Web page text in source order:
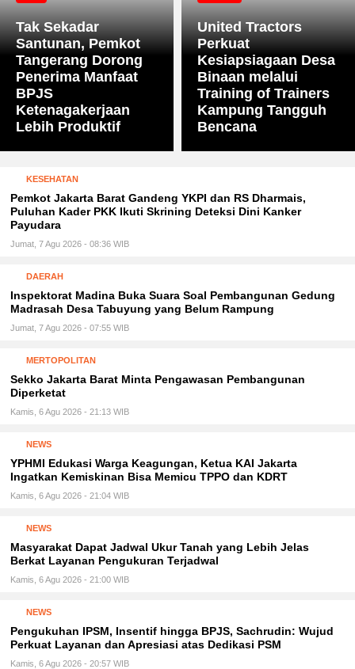
Tak Sekadar
Santunan, Pemkot
Tangerang Dorong
Penerima Manfaat
BPJS
Ketenagakerjaan
Lebih Produktif
United Tractors
Perkuat
Kesiapsiagaan Desa
Binaan melalui
Training of Trainers
Kampung Tangguh
Bencana
KESEHATAN
Pemkot Jakarta Barat Gandeng YKPI dan RS Dharmais,
Puluhan Kader PKK Ikuti Skrining Deteksi Dini Kanker
Payudara
Jumat, 7 Agu 2026 - 08:36 WIB
DAERAH
Inspektorat Madina Buka Suara Soal Pembangunan Gedung
Madrasah Desa Tabuyung yang Belum Rampung
Jumat, 7 Agu 2026 - 07:55 WIB
MERTOPOLITAN
Sekko Jakarta Barat Minta Pengawasan Pembangunan
Diperketat
Kamis, 6 Agu 2026 - 21:13 WIB
NEWS
YPHMI Edukasi Warga Keagungan, Ketua KAI Jakarta
Ingatkan Kemiskinan Bisa Memicu TPPO dan KDRT
Kamis, 6 Agu 2026 - 21:04 WIB
NEWS
Masyarakat Dapat Jadwal Ukur Tanah yang Lebih Jelas
Berkat Layanan Pengukuran Terjadwal
Kamis, 6 Agu 2026 - 21:00 WIB
NEWS
Pengukuhan IPSM, Insentif hingga BPJS, Sachrudin: Wujud
Perkuat Layanan dan Apresiasi atas Dedikasi PSM
Kamis, 6 Agu 2026 - 20:57 WIB